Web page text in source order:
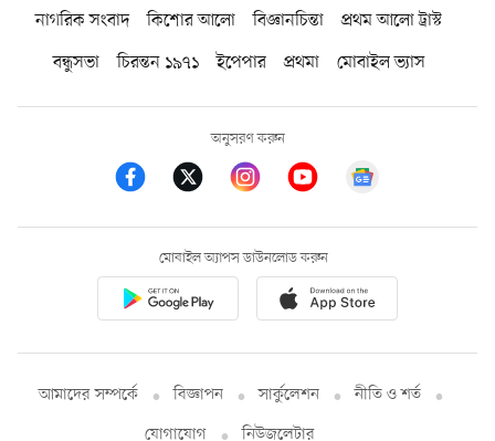
নাগরিক সংবাদ কিশোর আলো বিজ্ঞানচিন্তা
প্রথম আলো ট্রাস্ট
বন্ধুসভা
চিরন্তন ১৯৭১ ইপেপার প্রথমা মোবাইল ভ্যাস
অনুসরণ করুন
মোবাইল অ্যাপস ডাউনলোড করুন
আমাদের সম্পর্কে বিজ্ঞাপন সার্কুলেশন
নীতি ও শর্ত
যোগাযোগ
নিউজলেটার